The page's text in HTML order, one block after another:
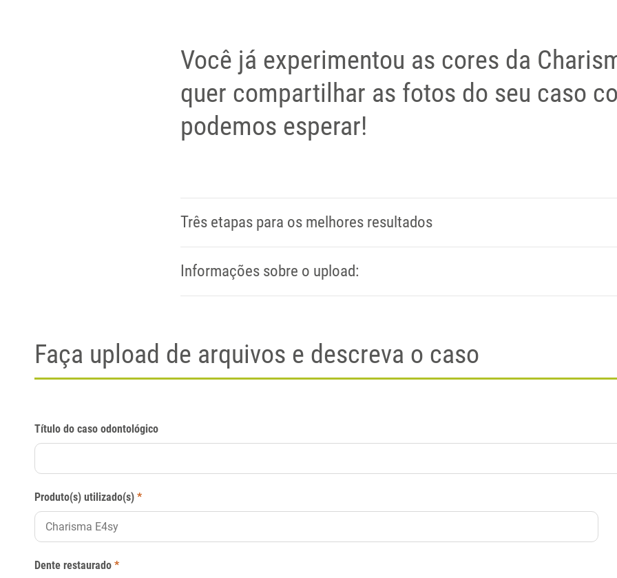
Você já experimentou as cores da
quer compartilhar as fotos do seu caso
podemos esperar!
Três etapas para os melhores resultados
Informações sobre o upload:
Faça upload de arquivos e descreva o caso
Título do caso odontológico
Produto(s) utilizado(s) *
Dente restaurado *